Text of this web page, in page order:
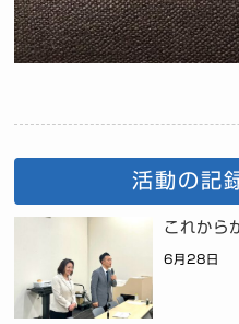
活動の記
これから
6月28日